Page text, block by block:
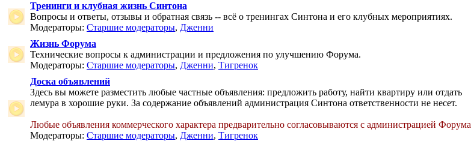
Тренинги и клубная жизнь Синтона
Вопросы и ответы, отзывы и обратная связь -- всё о тренингах Синтона и его клубных мероприятиях.
Модераторы: Старшие модераторы, Дженни
Жизнь Форума
Технические вопросы к администрации и предложения по улучшению Форума.
Модераторы: Старшие модераторы, Дженни, Тигренок
Доска объявлений
Здесь вы можете разместить любые частные объявления: предложить работу, найти квартиру или отдать
лемура в хорошие руки. За содержание объявлений администрация Синтона ответственности не несет.
Любые объявления коммерческого характера предварительно согласовываются с администрацией Форума
Модераторы: Старшие модераторы, Дженни, Тигренок